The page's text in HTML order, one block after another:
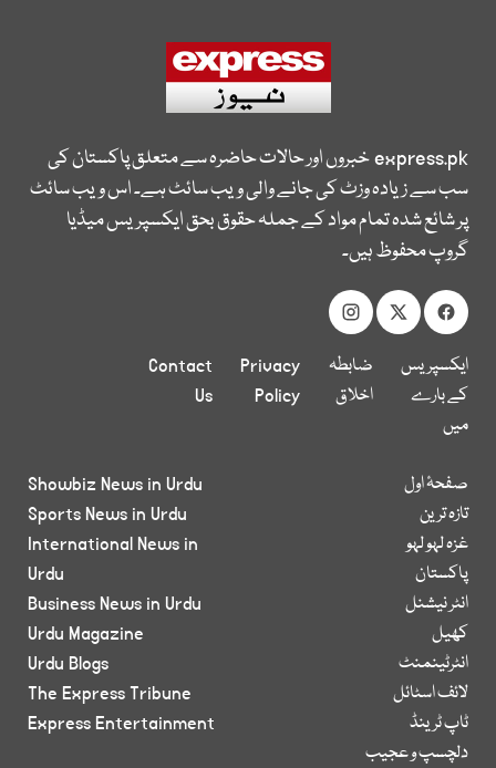
express.pkخبروں اور حالات حاضرہ سے متعلق پاکستان کی
سب سے زیادہ وزٹ کی جانے والی ویب سائٹ ہے۔ اس ویب سائٹ
پر شائع شدہ تمام مواد کے جملہ حقوق بحق ایکسپریس میڈیا
گروپ محفوظ ہیں۔
ایکسپریس
کے بارے
میں
ضابطہ
اخلاق
Privacy
Policy
Contact
Us
صفحۂ اول
تازہ ترین
غزہ لہو لہو
پاکستان
انٹر نیشنل
کھیل
انٹرٹینمنٹ
لائف اسٹائل
ٹاپ ٹرینڈ
دلچسپ و عجیب
Showbiz News in Urdu
Sports News in Urdu
International News in
Urdu
Business News in Urdu
Urdu Magazine
Urdu Blogs
The Express Tribune
Express Entertainment